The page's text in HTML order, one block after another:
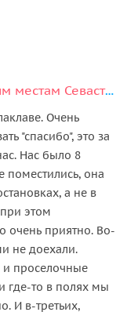
На внедорожнике по легендарным местам Севастополя, Фиолента и Балаклавы
Очень
"спасибо", это за
Нас было 8
поместились, она
а не в
этом
очень приятно. Во-
не доехали.
и проселочные
где-то в полях мы
И в-третьих,